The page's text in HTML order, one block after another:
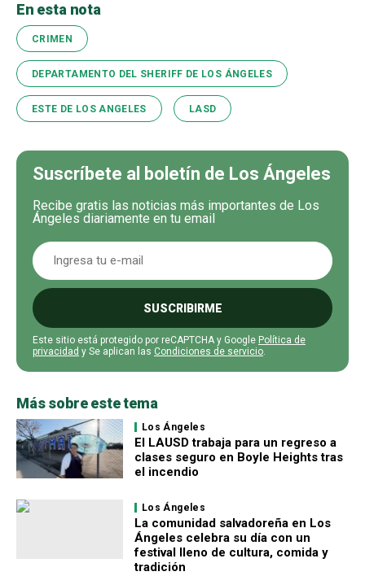
En esta nota
CRIMEN
DEPARTAMENTO DEL SHERIFF DE LOS ÁNGELES
ESTE DE LOS ANGELES LASD
Suscríbete al boletín de Los Ángeles
Recibe gratis las noticias más importantes de Los
Ángeles diariamente en tu email
SUSCRIBIRME
Este sitio está protegido por reCAPTCHA y Google Política de
privacidad y Se aplican las Condiciones de servicio.
Más sobre este tema
Los Ángeles
El LAUSD trabaja para un regreso a
clases seguro en Boyle Heights tras
el incendio
Los Ángeles
La comunidad salvadoreña en Los
Ángeles celebra su día con un
festival lleno de cultura, comida y
tradición